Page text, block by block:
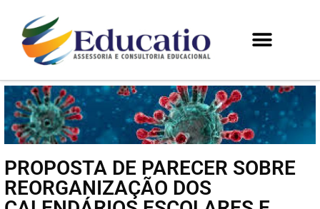
PROPOSTA DE PARECER SOBRE
REORGANIZAÇÃO DOS